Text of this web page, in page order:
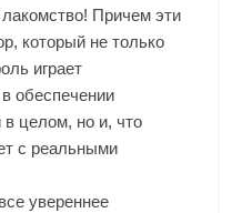
Причем эти
который не только
играет
обеспечении
в целом, но и, что
с реальными
увереннее